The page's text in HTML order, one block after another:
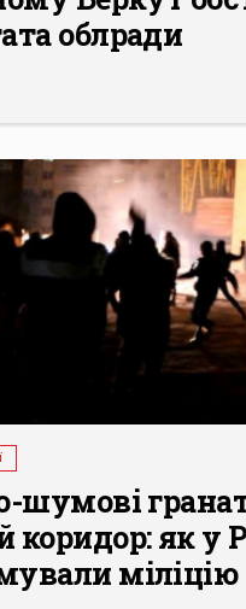
облради
шумові
коридор: як у
міліцію